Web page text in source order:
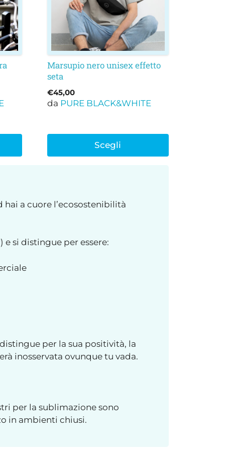
Marsupio nero unisex effetto
seta
€45,00
da PURE BLACK&WHITE
Scegli
opzioni
possono
essere
scelte
nella
pagina
del
prodotto
a cuore l’ecosostenibilità
si distingue per essere:
per la sua positività, la
inosservata ovunque tu vada.
per la sublimazione sono
in ambienti chiusi.